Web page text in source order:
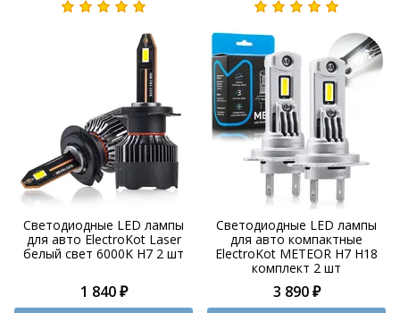
Светодиодные LED лампы
для авто ElectroKot Laser
белый свет 6000K H7 2 шт
1 840 ₽
Светодиодные LED лампы
для авто компактные
ElectroKot METEOR H7 H18
комплект 2 шт
3 890 ₽